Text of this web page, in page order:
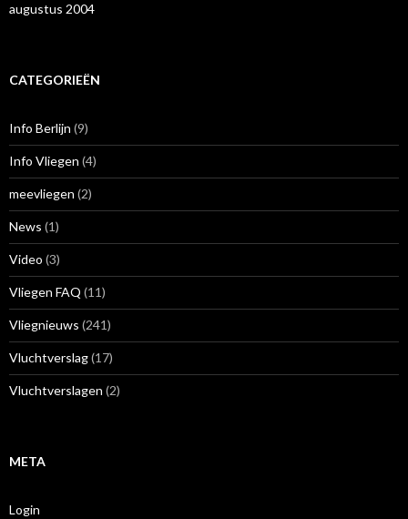
augustus 2004
CATEGORIEËN
Info Berlijn (9)
Info Vliegen (4)
meevliegen (2)
News (1)
Video (3)
Vliegen FAQ (11)
Vliegnieuws (241)
Vluchtverslag(17)
Vluchtverslagen (2)
META
Login